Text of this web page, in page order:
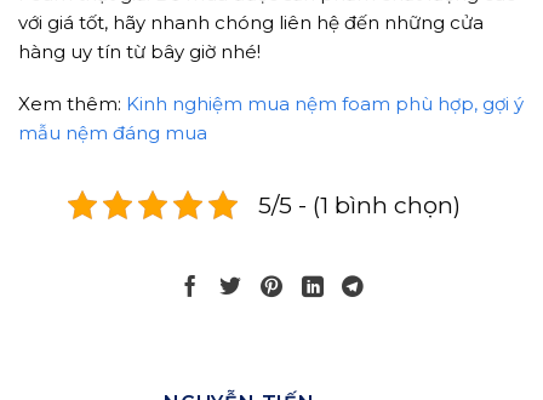
với giá tốt, hãy nhanh chóng liên hệ đến những cửa
hàng uy tín từ bây giờ nhé!
Xem thêm: Kinh nghiệm mua nệm foam phù hợp, gợi ý
mẫu nệm đáng mua
5/5 - (1 bình chọn)